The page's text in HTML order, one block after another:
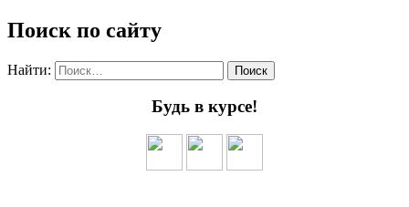
Поиск по сайту
Найти:
Будь в курсе!